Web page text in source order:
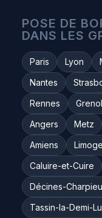
POSE DE
DANS LES
Paris Lyon
Nantes
Rennes
Angers
Metz
Amiens
Caluire-et-Cuire
Décines-Charpieu
Tassin-la-Demi-